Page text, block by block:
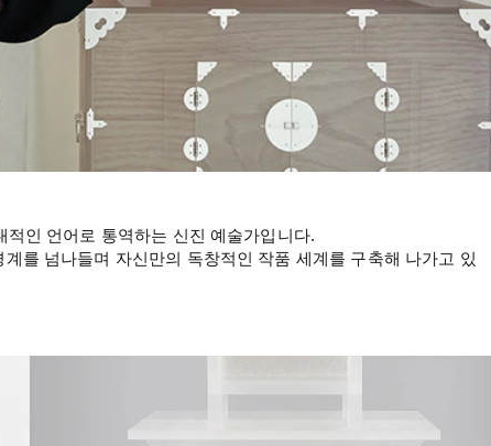
인 언어로 통역하는 신진 예술가입니다.
를 넘나들며 자신만의 독창적인 작품 세계를 구축해 나가고 있